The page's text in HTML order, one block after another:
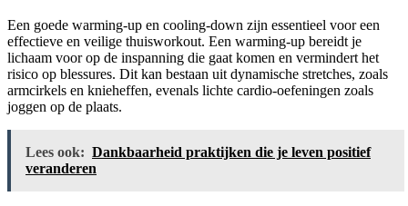
Een goede warming-up en cooling-down zijn essentieel voor een
effectieve en veilige thuisworkout. Een warming-up bereidt je
lichaam voor op de inspanning die gaat komen en vermindert het
risico op blessures. Dit kan bestaan ​​uit dynamische stretches, zoals
armcirkels en knieheffen, evenals lichte cardio-oefeningen zoals
joggen op de plaats.
Lees ook: Dankbaarheid praktijken die je leven positief
veranderen